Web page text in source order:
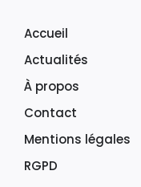
Accueil
Actualités
À propos
Contact
Mentions légales
RGPD